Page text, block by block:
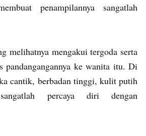
penampilannya sangatlah
melihatnya mengakui tergoda serta
pandangangannya ke wanita itu. Di
cantik, berbadan tinggi, kulit putih
percaya diri dengan